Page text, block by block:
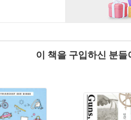
이 책을 구입하신 분